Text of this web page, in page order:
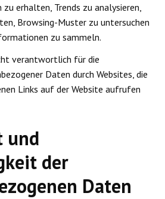
erhalten, Trends zu analysieren,
Browsing-Muster zu untersuchen
zu sammeln.
verantwortlich für die
Daten durch Websites, die
Links auf der Website aufrufen
und
der
Daten